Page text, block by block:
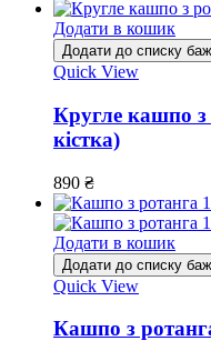
Додати в кошик
Додати до списку
Quick View
Кругле кашпо з
кістка)
890 ₴
Додати в кошик
Додати до списку
Quick View
Кашпо з